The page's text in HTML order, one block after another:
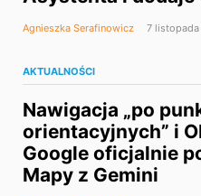
Agnieszka Serafinowicz 7
AKTUALNOŚCI
Nawigacja „po
orientacyjnych” i
Google oficjalnie
Mapy z Gemini